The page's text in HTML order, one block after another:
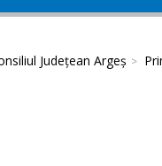
Județean Argeș